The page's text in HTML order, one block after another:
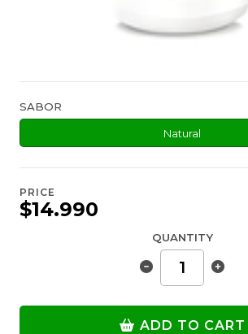
SABOR
Natural
PRICE
$14.990
QUANTITY
ADD TO CART